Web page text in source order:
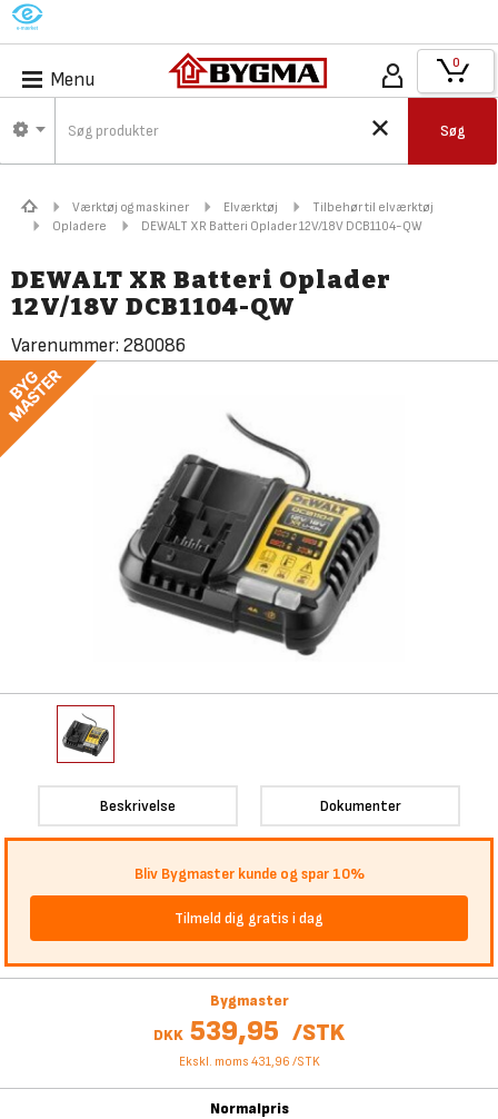
M
Menu
Søg
0
Værktøj og maskiner Elværktøj
Tilbehør til elværktøj
Opladere
DEWALT XR Batteri Oplader 12V/18V DCB1104-QW
DEWALT XR Batteri Oplader
12V/18V DCB1104-QW
Varenummer: 280086
Beskrivelse Dokumenter
Bliv Bygmaster kunde og spar 10%
Tilmeld dig gratis i dag
Bygmaster
DKK 539,95 /STK
Ekskl. moms 431,96 /STK
Normalpris